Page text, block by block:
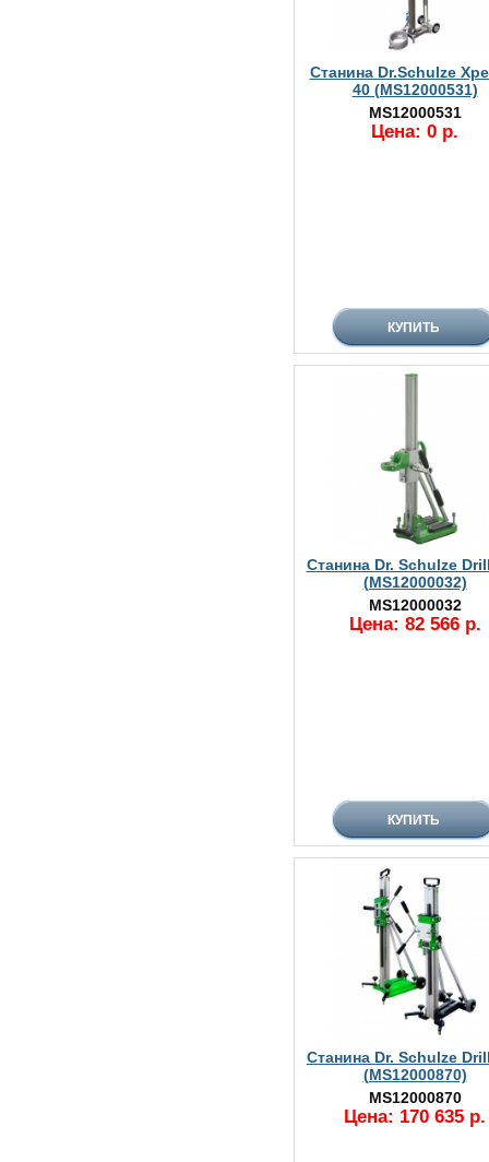
Станина Dr.Schulze
40 (MS12000531)
MS12000531
Цена: 0 р.
Станина Dr. Schulze
(MS12000032)
MS12000032
Цена: 82 566 р.
Станина Dr. Schulze
(MS12000870)
MS12000870
Цена: 170 635 р.